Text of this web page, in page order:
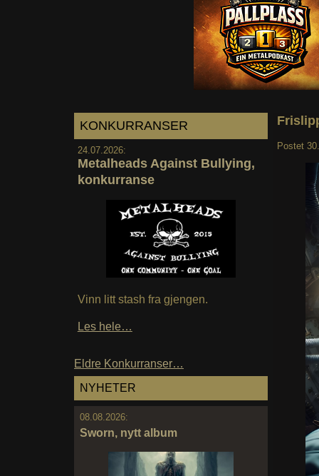
KONKURRANSER
24.07.2026:
Metalheads Against Bullying,
konkurranse
Vinn litt stash fra gjengen.
Les hele…
Eldre Konkurranser…
NYHETER
08.08.2026:
Sworn, nytt album
Postet